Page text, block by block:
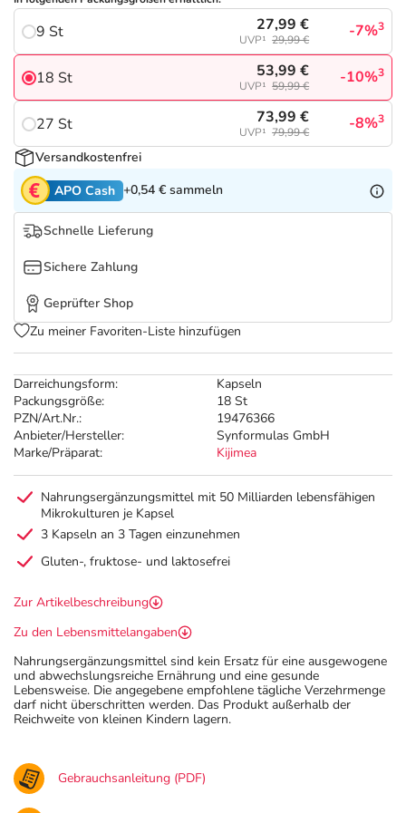
Tierapotheke
Vitamine & Mineralstoffe
Marken
Salus Deals
Darreichungsform:
Kapseln
Packungsgröße:
18 St
PZN/Art.Nr.:
19476366
Anbieter/Hersteller:
Synformulas GmbH
Marke/Präparat:
Kijimea
9 St 27,99 €
UVP¹ 29,99 € -7%3
18 St 53,99 €
UVP¹ 59,99 € -10%3
27 St 73,99 €
UVP¹ 79,99 € -8%3
Versandkostenfrei
APO Cash +0,54 € sammeln
Schnelle Lieferung
Sichere Zahlung
Geprüfter Shop
Zu meiner Favoriten-Liste hinzufügen
Nahrungsergänzungsmittel mit 50 Milliarden lebensfähigen
Mikrokulturen je Kapsel
3 Kapseln an 3 Tagen einzunehmen
Gluten-, fruktose- und laktosefrei
Zur Artikelbeschreibung
Zu den Lebensmittelangaben
Nahrungsergänzungsmittel sind kein Ersatz für eine ausgewogene
und abwechslungsreiche Ernährung und eine gesunde
Lebensweise. Die angegebene empfohlene tägliche Verzehrmenge
darf nicht überschritten werden. Das Produkt außerhalb der
Reichweite von kleinen Kindern lagern.
Gebrauchsanleitung (PDF)